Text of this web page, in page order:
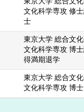
文化科学専攻 修
士
東京大学 総合文
文化科学専攻 博
得満期退学
東京大学 総合文
文化科学専攻 博士